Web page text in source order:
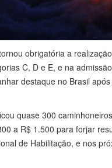
obrigatória a
C, D e E, e na
destaque no Brasil
quase 300
a R$ 1.500 para forjar
de Habilitação, e nos